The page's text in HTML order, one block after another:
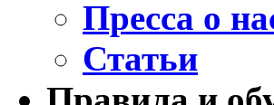
Пресса о
Статьи